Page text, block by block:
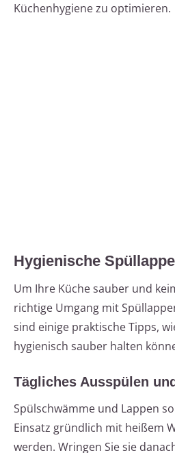
Küchenhygiene zu optimieren.
Hygienische
Um Ihre Küche sauber und
richtige Umgang mit
sind einige praktische Tipps,
hygienisch sauber halten
Tägliches Ausspülen
Spülschwämme und Lappen
Einsatz gründlich mit heißem
werden. Wringen Sie sie